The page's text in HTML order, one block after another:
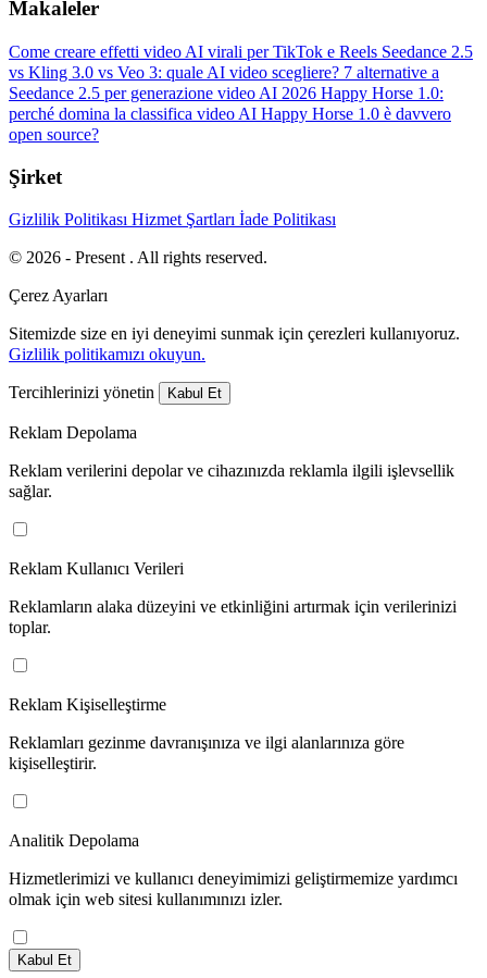
Makaleler
Come creare effetti video AI virali per TikTok e Reels Seedance 2.5
vs Kling 3.0 vs Veo 3: quale AI video scegliere? 7 alternative a
Seedance 2.5 per generazione video AI 2026 Happy Horse 1.0:
perché domina la classifica video AI Happy Horse 1.0 è davvero
open source?
Şirket
Gizlilik Politikası Hizmet Şartları İade Politikası
© 2026 - Present . All rights reserved.
Çerez Ayarları
Sitemizde size en iyi deneyimi sunmak için çerezleri kullanıyoruz.
Gizlilik politikamızı okuyun.
Tercihlerinizi yönetin Kabul Et
Reklam Depolama
Reklam verilerini depolar ve cihazınızda reklamla ilgili işlevsellik
sağlar.
Reklam Kullanıcı Verileri
Reklamların alaka düzeyini ve etkinliğini artırmak için verilerinizi
toplar.
Reklam Kişiselleştirme
Reklamları gezinme davranışınıza ve ilgi alanlarınıza göre
kişiselleştirir.
Analitik Depolama
Hizmetlerimizi ve kullanıcı deneyimimizi geliştirmemize yardımcı
olmak için web sitesi kullanımınızı izler.
Kabul Et